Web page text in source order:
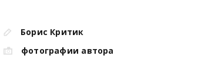
Борис Критик
фотографии автора